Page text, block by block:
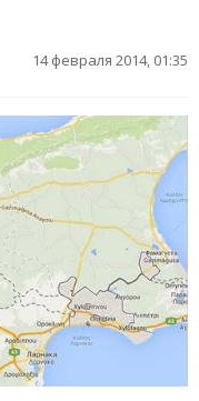
14 февраля 2014, 01:35